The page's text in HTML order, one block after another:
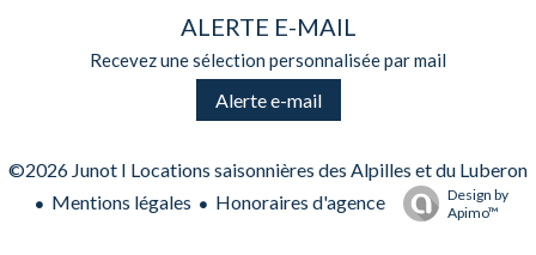
ALERTE E-MAIL
Recevez une sélection personnalisée par mail
Alerte e-mail
©2026 Junot I Locations saisonnières des Alpilles et du Luberon
Mentions légales
Honoraires d'agence
Design by
Apimo™